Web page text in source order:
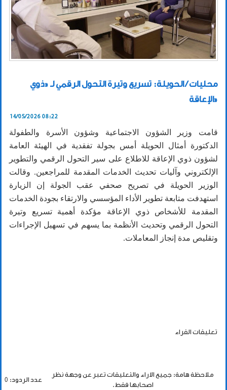
محليات / الحويلة: تسريع وتيرة التحول الرقمي لـ «ذوي
الإعاقة»
14/05/2026 08:22
قامت وزير الشؤون الاجتماعية وشؤون الأسرة والطفولة
الدكتورة أمثال الحويلة أمس بجولة تفقدية في الهيئة العامة
لشؤون ذوي الإعاقة للاطلاع على سير التحول الرقمي والتطوير
الإلكتروني وآليات تحديث الخدمات المقدمة للمراجعين. وقالت
الوزير الحويلة في تصريح صحفي عقب الجولة إن الزيارة
استهدفت متابعة تطوير الأداء المؤسسي والارتقاء بجودة الخدمات
المقدمة للأشخاص ذوي الإعاقة مؤكدة أهمية تسريع وتيرة
التحول الرقمي وتحديث الأنظمة بما يسهم في تسهيل الإجراءات
وتقليص مدة إنجاز المعاملات.
تعليقات القراء
ملاحظة هامة: جميع الاراء والتعليقات تعبر عن وجهة نظر
اصحابها فقط.
عدد الردود: 0